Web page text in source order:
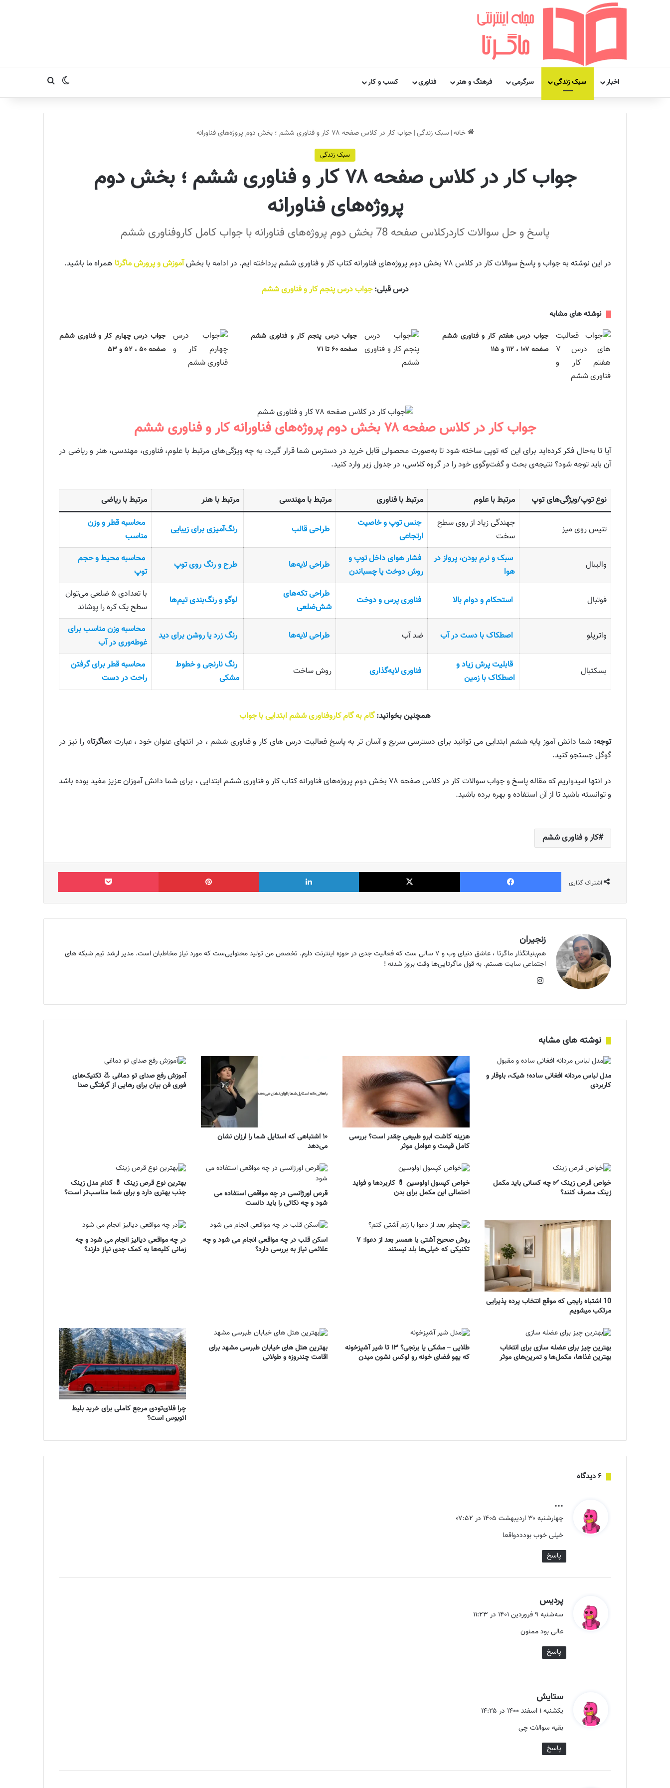
اخبار سبک زندگی سرگرمی فرهنگ و هنر فناوری کسب و کار تغییر پوستهجستجو برای
خانه| سبک زندگی| جواب کار در کلاس صفحه ۷۸ کار و فناوری ششم ؛ بخش دوم پروژه‌های فناورانه
سبک زندگی
جواب کار در کلاس صفحه ۷۸ کار و فناوری ششم ؛ بخش دوم
پروژه‌های فناورانه
پاسخ و حل سوالات کاردرکلاس صفحه 78 بخش دوم پروژه‌های فناورانه با جواب کامل کاروفناوری ششم
در این نوشته به جواب و پاسخ سوالات کار در کلاس ۷۸ بخش دوم پروژه‌های فناورانه کتاب کار و فناوری ششم پرداخته ایم. در ادامه با بخش آموزش و پرورش ماگرتا همراه ما باشید.
درس قبلی: جواب درس پنجم کار و فناوری ششم
نوشته های مشابه
جواب درس هفتم کار و فناوری ششم
صفحه ۱۰۷ ، ۱۱۲ و ۱۱۵
جواب درس پنجم کار و فناوری ششم
صفحه ۶۰ تا ۷۱
جواب درس چهارم کار و فناوری ششم
صفحه ۵۰ ، ۵۲ و ۵۳
جواب کار در کلاس صفحه ۷۸ بخش دوم پروژه‌های فناورانه کار و فناوری ششم
آیا تا به‌حال فکر کرده‌اید برای این که توپی ساخته شود تا به‌صورت محصولی قابل خرید در دسترس شما قرار گیرد، به چه ویژگی‌های مرتبط با علوم، فناوری، مهندسی، هنر و ریاضی در
آن باید توجه شود؟ نتیجه‌ی بحث و گفت‌وگوی خود را در گروه کلاسی، در جدول زیر وارد کنید.
نوع توپ/ویژگی‌های توپ مرتبط با علوم مرتبط با فناوری مرتبط با مهندسی مرتبط با هنر مرتبط با ریاضی
تنیس روی میز
جهندگی زیاد از روی سطح
سخت
جنس توپ و خاصیت
ارتجاعی
طراحی قالب رنگ‌آمیزی برای زیبایی
محاسبه قطر و وزن
مناسب
والیبال
سبک و نرم بودن، پرواز در
هوا
فشار هوای داخل توپ و
روش دوخت یا چسباندن
طراحی لایه‌ها طرح و رنگ روی توپ
محاسبه محیط و حجم
توپ
فوتبال استحکام و دوام بالا فناوری پرس و دوخت
طراحی تکه‌های
شش‌ضلعی
لوگو و رنگ‌بندی تیم‌ها
با تعدادی ۵ ضلعی می‌توان
سطح یک کره را پوشاند
واترپلو اصطکاک با دست در آب ضد آب طراحی لایه‌ها رنگ زرد یا روشن برای دید
محاسبه وزن مناسب برای
غوطه‌وری در آب
بسکتبال
قابلیت پرش زیاد و
اصطکاک با زمین
فناوری لایه‌گذاری روش ساخت
رنگ نارنجی و خطوط
مشکی
محاسبه قطر برای گرفتن
راحت در دست
همچنین بخوانید: گام به گام کاروفناوری ششم ابتدایی با جواب
توجه: شما دانش آموز پایه ششم ابتدایی می توانید برای دسترسی سریع و آسان تر به پاسخ فعالیت درس های کار و فناوری ششم ، در انتهای عنوان خود ، عبارت «ماگرتا» را نیز در
گوگل جستجو کنید.
در انتها امیدواریم که مقاله پاسخ و جواب سوالات کار در کلاس صفحه ۷۸ بخش دوم پروژه‌های فناورانه کتاب کار و فناوری ششم ابتدایی ، برای شما دانش آموزان عزیز مفید بوده باشد
و توانسته باشید تا از آن استفاده و بهره برده باشید.
کار و فناوری ششم
اشتراک گذاری
فیس بوک X لینکدین ‫پین‌ترست پاکت
زنجیران
هم‌بنیانگذار ماگرتا ، عاشق دنیای وب و ۷ سالی ست که فعالیت جدی در حوزه اینترنت دارم. تخصص من تولید محتوایی‌ست که مورد نیاز مخاطبان است. مدیر ارشد تیم شبکه های
اجتماعی سایت هستم. به قول ماگرتایی‌ها وقت بروز شدنه !
نوشته های مشابه
مدل لباس مردانه افغانی ساده؛ شیک، باوقار و
کاربردی
هزینه کاشت ابرو طبیعی چقدر است؟ بررسی
کامل قیمت و عوامل موثر
۱۰ اشتباهی که استایل شما را ارزان نشان
می‌دهد
آموزش رفع صدای تو دماغی 👃 تکنیک‌های
فوری فن بیان برای رهایی از گرفتگی صدا
خواص قرص زینک ✅ چه کسانی باید مکمل
زینک مصرف کنند؟
خواص کپسول اولوسین 💊 کاربردها و فواید
احتمالی این مکمل برای بدن
قرص اورژانسی در چه مواقعی استفاده می
شود و چه نکاتی را باید دانست
بهترین نوع قرص زینک 💊 کدام مدل زینک
جذب بهتری دارد و برای شما مناسب‌تر است؟
10 اشتباه رایجی که موقع انتخاب پرده پذیرایی
مرتکب میشویم
روش صحیح آشتی با همسر بعد از دعوا: ۷
تکنیکی که خیلی‌ها بلد نیستند
اسکن قلب در چه مواقعی انجام می شود و چه
علائمی نیاز به بررسی دارد؟
در چه مواقعی دیالیز انجام می شود و چه
زمانی کلیه‌ها به کمک جدی نیاز دارند؟
بهترین چیز برای عضله سازی برای انتخاب
بهترین غذاها، مکمل‌ها و تمرین‌های موثر
طلایی – مشکی یا برنجی؟ ۱۳ تا شیر آشپزخونه
که یهو فضای خونه رو لوکس نشون میدن
بهترین هتل های خیابان طبرسی مشهد برای
اقامت چندروزه و طولانی
چرا فلای‌تودی مرجع کاملی برای خرید بلیط
اتوبوس است؟
‫۶ دیدگاه
...
ف
:
چهارشنبه ۳۰ اردیبهشت ۱۴۰۵ در ۰۷:۵۲
خیلی خوب بودددواقعا
پاسخ
پردیس
ف
:
سه‌شنبه ۹ فروردین ۱۴۰۱ در ۱۱:۲۳
عالی بود ممنون
پاسخ
ستایش
ف
:
یکشنبه ۱ اسفند ۱۴۰۰ در ۱۴:۲۵
بقیه سوالات چی
پاسخ